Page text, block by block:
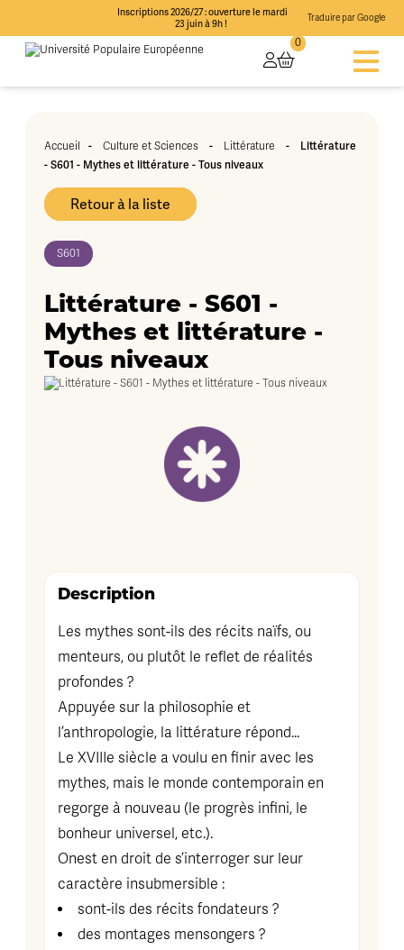
Inscriptions 2026/27 : ouverture le mardi
23 juin à 9h !
Traduire par Google
0
Accueil - Culture et Sciences - Littérature - Littérature
- S601 - Mythes et littérature - Tous niveaux
Retour à la liste
S601
Littérature - S601 -
Mythes et littérature -
Tous niveaux
Description
Les mythes sont-ils des récits naïfs, ou
menteurs, ou plutôt le reflet de réalités
profondes ?
Appuyée sur la philosophie et
l’anthropologie, la littérature répond...
Le XVIIIe siècle a voulu en finir avec les
mythes, mais le monde contemporain en
regorge à nouveau (le progrès infini, le
bonheur universel, etc.).
Onest en droit de s’interroger sur leur
caractère insubmersible :
sont-ils des récits fondateurs ?
des montages mensongers ?